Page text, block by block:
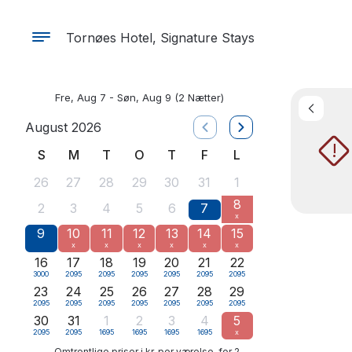
Tornøes Hotel, Signature Stays
Fre, Aug 7 - Søn, Aug 9 (2 Nætter)
August 2026
S
M T O T F
L
26
27 28 29 30 31
1
2
3 4 5 6 7 8
x
9 10
x
11
x
12
x
13
x
14
x
15
x
16
3000
17
2095
18
2095
19
2095
20
2095
21
2095
22
2095
23
2095
24
2095
25
2095
26
2095
27
2095
28
2095
29
2095
30
2095
31
2095
1
1695
2
1695
3
1695
4
1695
5
x
!